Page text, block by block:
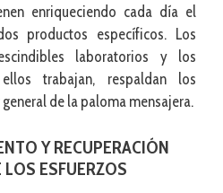
enriqueciendo cada día el
productos específicos. Los
laboratorios y los
trabajan, respaldan los
de la paloma mensajera.
Y RECUPERACIÓN
ESFUERZOS